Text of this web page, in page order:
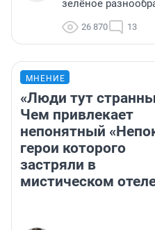
зелёное
26 870 13
МНЕНИЕ
«Люди тут
Чем привлекает
непонятный
герои которого
застряли в
мистическом